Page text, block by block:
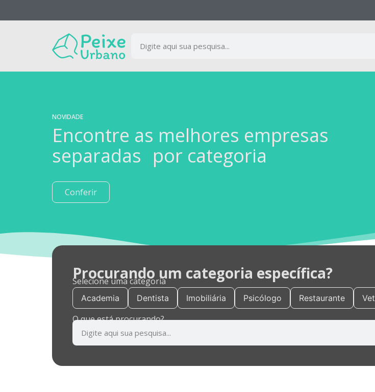
NOVIDADE
Encontre as melhores empresas
separadas por categoria
Conferir
Procurando um categoria específica?
Selecione uma categoria
Academia Dentista Imobiliária Psicólogo Restaurante
O que está procurando?